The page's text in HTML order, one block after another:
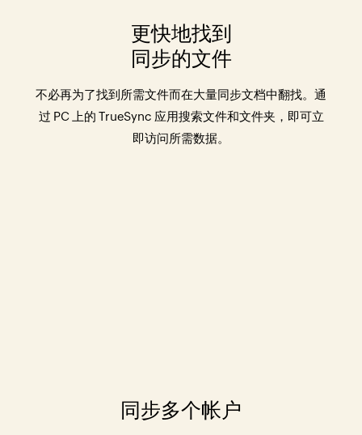
更快地找到
同步的文件
不必再为了找到所需文件而在大量同步文档中翻找。通
过 PC 上的 TrueSync 应用搜索文件和文件夹，即可立
即访问所需数据。
同步多个帐户